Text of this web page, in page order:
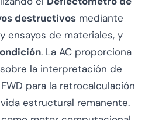
destructivos mediante
ensayos de materiales, y
. La AC proporciona
la interpretación de
para la retrocalculación
estructural remanente.